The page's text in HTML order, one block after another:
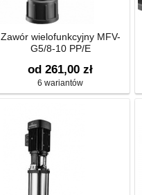
Zawór wielofunkcyjny MFV-
G5/8-10 PP/E
od 261,00 zł
6 wariantów